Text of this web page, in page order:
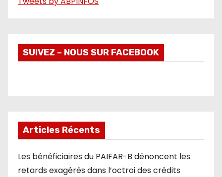
SUIVEZ – NOUS SUR FACEBOOK
Articles Récents
Les bénéficiaires du PAIFAR-B dénoncent les
retards exagérés dans l’octroi des crédits